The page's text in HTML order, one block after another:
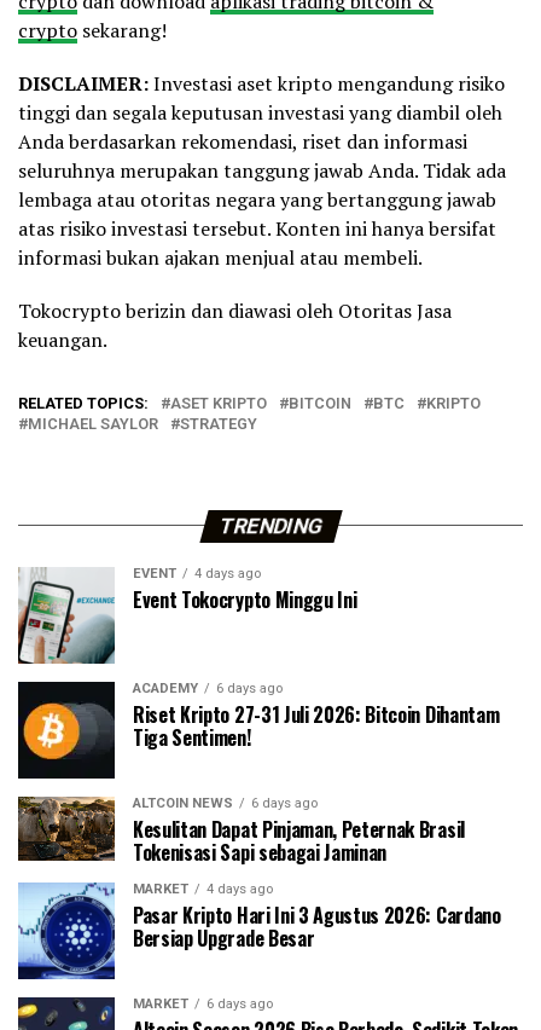
crypto sekarang!
DISCLAIMER:Investasi aset kripto mengandung risiko
tinggi dan segala keputusan investasi yang diambil oleh
Anda berdasarkan rekomendasi, riset dan informasi
seluruhnya merupakan tanggung jawab Anda. Tidak ada
lembaga atau otoritas negara yang bertanggung jawab
atas risiko investasi tersebut. Konten ini hanya bersifat
informasi bukan ajakan menjual atau membeli.
Tokocrypto berizin dan diawasi oleh Otoritas Jasa
keuangan.
RELATED TOPICS: ASET KRIPTO BITCOIN BTC
KRIPTO
MICHAEL SAYLOR
STRATEGY
TRENDING
EVENT 4 days ago
Event Tokocrypto Minggu Ini
ACADEMY 6 days ago
Riset Kripto 27-31 Juli 2026: Bitcoin Dihantam
Tiga Sentimen!
ALTCOIN NEWS 6 days ago
Kesulitan Dapat Pinjaman, Peternak Brasil
Tokenisasi Sapi sebagai Jaminan
MARKET 4 days ago
Pasar Kripto Hari Ini 3 Agustus 2026: Cardano
Bersiap Upgrade Besar
MARKET 6 days ago